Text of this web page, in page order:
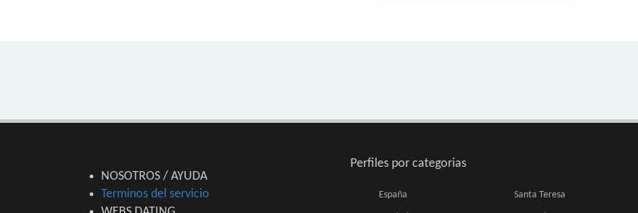
NOSOTROS / AYUDA
Terminos del servicio
Perfiles por categorias
España Santa Teresa